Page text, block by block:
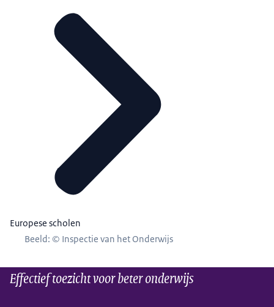
Europese scholen
Beeld: © Inspectie van het Onderwijs
Effectief toezicht voor beter onderwijs